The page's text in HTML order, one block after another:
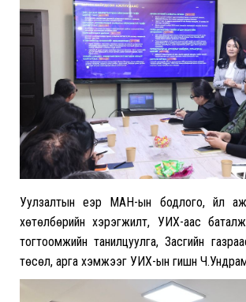
Уулзалтын үеэр МАН-ын бодлого, үйл
хөтөлбөрийн хэрэгжилт, УИХ-аас
тогтоомжийн танилцуулга, Засгийн
төсөл, арга хэмжээг УИХ-ын гишүүн